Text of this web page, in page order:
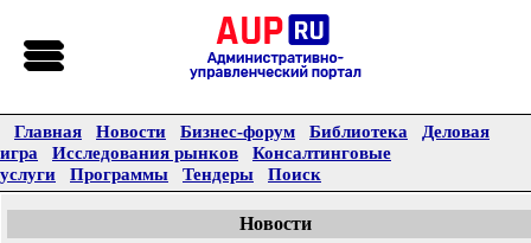
Главная Новости Бизнес-форум Библиотека
Деловая
игра
Исследования рынков
Консалтинговые
услуги
Программы Тендеры Поиск
Новости